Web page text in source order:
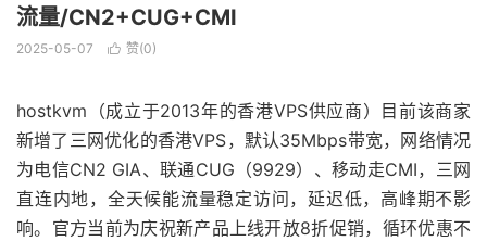
流量/CN2+CUG+CMI
2025-05-07  赞(0)
hostkvm（成立于2013年的香港VPS供应商）目前该商家
新增了三网优化的香港VPS，默认35Mbps带宽，网络情况
为电信CN2 GIA、联通CUG（9929）、移动走CMI，三网
直连内地，全天候能流量稳定访问，延迟低，高峰期不影
响。官方当前为庆祝新产品上线开放8折促销，循环优惠不